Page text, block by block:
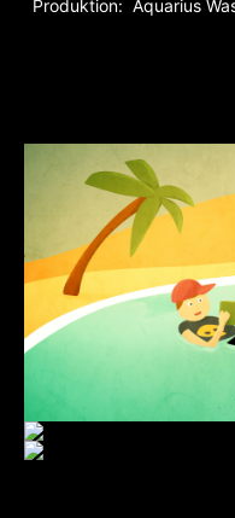
Produktion: Aquarius